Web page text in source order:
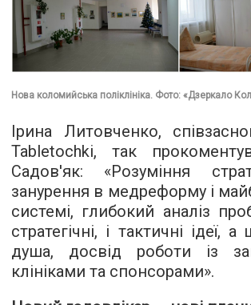
Нова коломийська поліклініка. Фото: «Дзеркало
Ірина Литовченко,
Tabletochki, так
Садов'як: «Розуміння
занурення в медреформу і
системі, глибокий аналіз
стратегічні, і тактичні ідеї,
душа, досвід роботи із
клініками та спонсорами».